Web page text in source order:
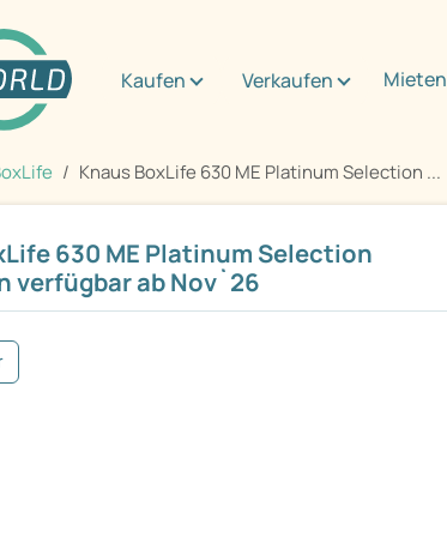
Kaufen Verkaufen Mieten
Knaus BoxLife 630 ME Platinum Selection ...
630 ME Platinum Selection
verfügbar ab Nov`26